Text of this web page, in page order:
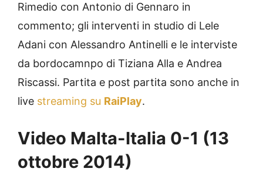
Rimedio con Antonio di Gennaro in
commento; gli interventi in studio di Lele
Adani con Alessandro Antinelli e le interviste
da bordocamnpo di Tiziana Alla e Andrea
Riscassi. Partita e post partita sono anche in
live streaming su RaiPlay.
Video Malta-Italia 0-1 (13
ottobre 2014)